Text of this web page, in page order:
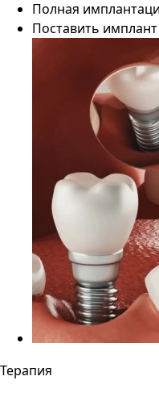
Полная
Поставить имплант
Терапия